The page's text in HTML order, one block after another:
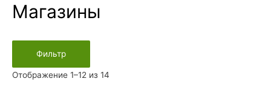
Магазины
Фильтр
Отображение 1–12 из 14